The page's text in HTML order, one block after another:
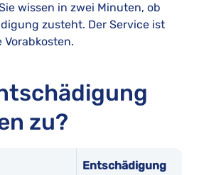
wissen in zwei Minuten, ob
zusteht. Der Service ist
Vorabkosten.
zu?
Entschädigung